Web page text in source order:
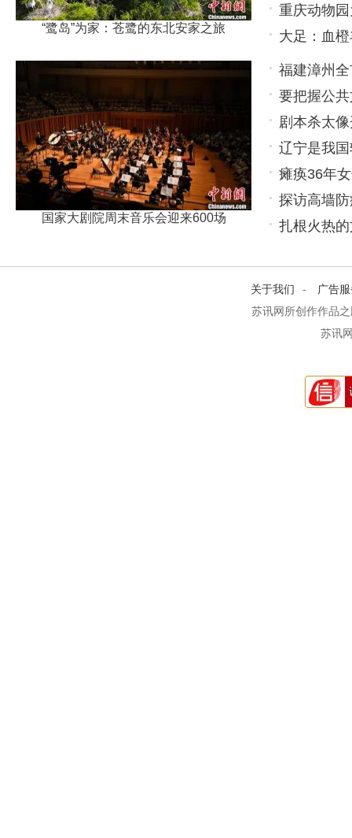
“鹭岛”为家：苍鹭的东北安家之旅
休闲场所
重庆动物
出生于9月1
大足：血
国家大剧院周末音乐会迎来600场
福建漳州
要把握公
为育人载体
剧本杀太
辽宁是我
点鲜明
瘫痪36年
探访高墙
扎根火热
关于我们 -
广告
苏讯网所创作作品
苏讯